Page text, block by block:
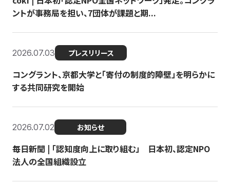
ントが事務局を担い、7団体が課題と期...
2026.07.03 プレスリリース
コングラント、京都大学と「寄付の制度的障壁」を明らかに
する共同研究を開始
2026.07.02 お知らせ
毎日新聞 | 「認知度向上に取り組む」 日本初、認定NPO
法人の全国組織設立